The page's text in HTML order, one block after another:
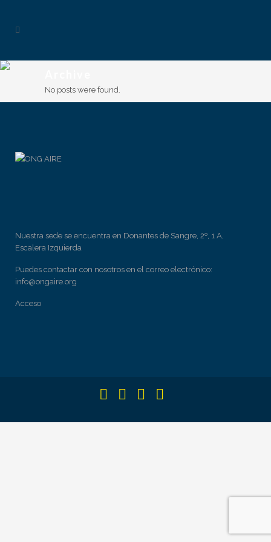
No posts were found.
Nuestra sede se encuentra en Donantes de Sangre, 2º, 1 A,
Escalera Izquierda
Puedes contactar con nosotros en el correo electrónico:
info@ongaire.org
Acceso